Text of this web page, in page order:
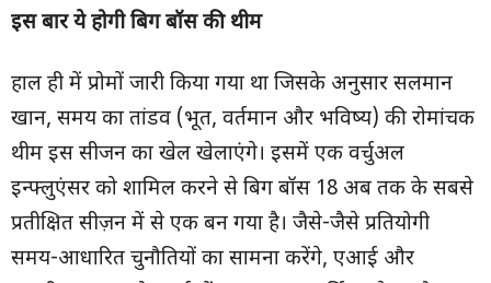
इस बार ये होगी बिग बॉस की थीम
हाल ही में प्रोमों जारी किया गया था जिसके अनुसार सलमान
खान, समय का तांडव (भूत, वर्तमान और भविष्य) की रोमांचक
थीम इस सीजन का खेल खेलाएंगे। इसमें एक वर्चुअल
इन्फ्लुएंसर को शामिल करने से बिग बॉस 18 अब तक के सबसे
प्रतीक्षित सीज़न में से एक बन गया है। जैसे-जैसे प्रतियोगी
समय-आधारित चुनौतियों का सामना करेंगे, एआई और